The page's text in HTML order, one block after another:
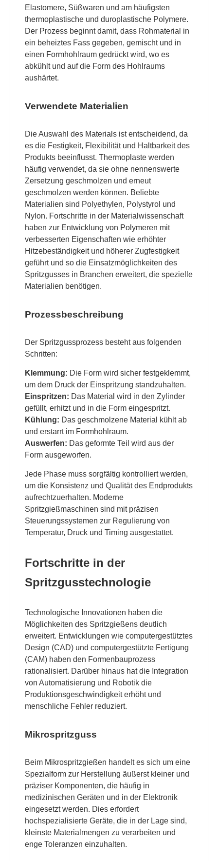
Elastomere, Süßwaren und am häufigsten
thermoplastische und duroplastische Polymere.
Der Prozess beginnt damit, dass Rohmaterial in
ein beheiztes Fass gegeben, gemischt und in
einen Formhohlraum gedrückt wird, wo es
abkühlt und auf die Form des Hohlraums
aushärtet.
Verwendete Materialien
Die Auswahl des Materials ist entscheidend, da
es die Festigkeit, Flexibilität und Haltbarkeit des
Produkts beeinflusst. Thermoplaste werden
häufig verwendet, da sie ohne nennenswerte
Zersetzung geschmolzen und erneut
geschmolzen werden können. Beliebte
Materialien sind Polyethylen, Polystyrol und
Nylon. Fortschritte in der Materialwissenschaft
haben zur Entwicklung von Polymeren mit
verbesserten Eigenschaften wie erhöhter
Hitzebeständigkeit und höherer Zugfestigkeit
geführt und so die Einsatzmöglichkeiten des
Spritzgusses in Branchen erweitert, die spezielle
Materialien benötigen.
Prozessbeschreibung
Der Spritzgussprozess besteht aus folgenden
Schritten:
Klemmung: Die Form wird sicher festgeklemmt,
um dem Druck der Einspritzung standzuhalten.
Einspritzen: Das Material wird in den Zylinder
gefüllt, erhitzt und in die Form eingespritzt.
Kühlung: Das geschmolzene Material kühlt ab
und erstarrt im Formhohlraum.
Auswerfen: Das geformte Teil wird aus der
Form ausgeworfen.
Jede Phase muss sorgfältig kontrolliert werden,
um die Konsistenz und Qualität des Endprodukts
aufrechtzuerhalten. Moderne
Spritzgießmaschinen sind mit präzisen
Steuerungssystemen zur Regulierung von
Temperatur, Druck und Timing ausgestattet.
Fortschritte in der
Spritzgusstechnologie
Technologische Innovationen haben die
Möglichkeiten des Spritzgießens deutlich
erweitert. Entwicklungen wie computergestütztes
Design (CAD) und computergestützte Fertigung
(CAM) haben den Formenbauprozess
rationalisiert. Darüber hinaus hat die Integration
von Automatisierung und Robotik die
Produktionsgeschwindigkeit erhöht und
menschliche Fehler reduziert.
Mikrospritzguss
Beim Mikrospritzgießen handelt es sich um eine
Spezialform zur Herstellung äußerst kleiner und
präziser Komponenten, die häufig in
medizinischen Geräten und in der Elektronik
eingesetzt werden. Dies erfordert
hochspezialisierte Geräte, die in der Lage sind,
kleinste Materialmengen zu verarbeiten und
enge Toleranzen einzuhalten.